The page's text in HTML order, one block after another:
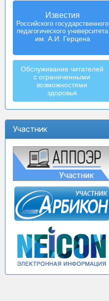
Известия
Российского государственного
педагогического университета
им. А.И. Герцена
Izvestia:
Herzen University
Journal of
Humanities & Sciences
Обслуживание читателей
с ограниченными
возможностями
здоровья
Участник